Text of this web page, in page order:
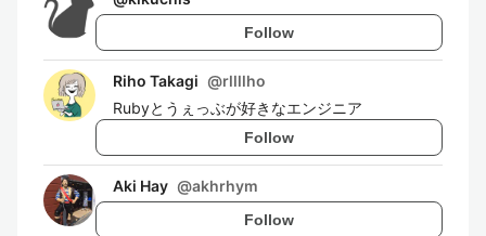
Follow
Riho Takagi @rllllho
Rubyとうぇっぶが好きなエンジニア
Follow
Aki Hay @akhrhym
Follow